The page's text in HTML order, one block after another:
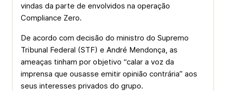
vindas da parte de envolvidos na operação
Compliance Zero.
De acordo com decisão do ministro do Supremo
Tribunal Federal (STF) e André Mendonça, as
ameaças tinham por objetivo “calar a voz da
imprensa que ousasse emitir opinião contrária” aos
seus interesses privados do grupo.